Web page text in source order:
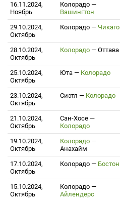
16.11.2024,
Ноябрь
Колорадо —
Вашингтон
29.10.2024,
Октябрь
Колорадо — Чикаго
28.10.2024,
Октябрь
Колорадо — Оттава
25.10.2024,
Октябрь
Юта — Колорадо
23.10.2024,
Октябрь
Сиэтл — Колорадо
21.10.2024,
Октябрь
Сан-Хосе —
Колорадо
19.10.2024,
Октябрь
Колорадо —
Анахайм
17.10.2024,
Октябрь
Колорадо — Бостон
15.10.2024,
Октябрь
Колорадо —
Айлендерс